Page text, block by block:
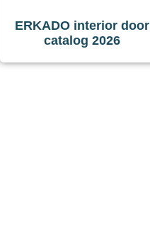
ERKADO interior door
catalog 2026